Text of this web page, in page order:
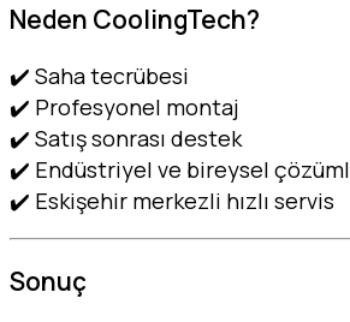
Neden CoolingTech?
✔️ Saha tecrübesi
✔️ Profesyonel montaj
✔️ Satış sonrası destek
✔️ Endüstriyel ve bireysel
✔️ Eskişehir merkezli hızlı servis
Sonuç